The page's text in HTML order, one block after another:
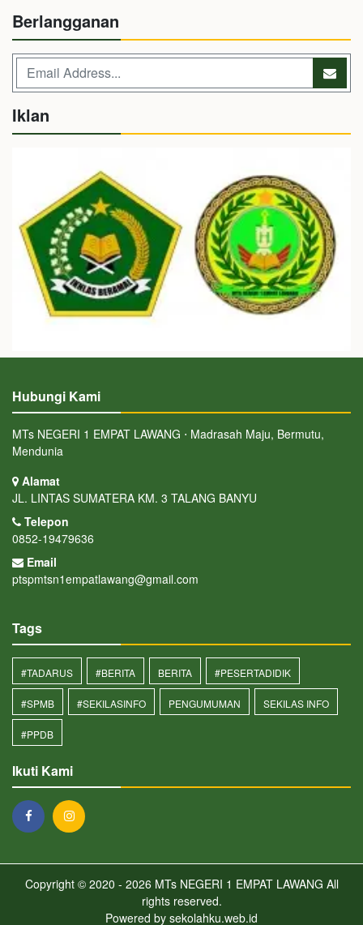
Berlangganan
Iklan
Hubungi Kami
MTs NEGERI 1 EMPAT LAWANG ⋅ Madrasah Maju, Bermutu,
Mendunia
Alamat
JL. LINTAS SUMATERA KM. 3 TALANG BANYU
Telepon
0852-19479636
Email
ptspmtsn1empatlawang@gmail.com
Tags
#TADARUS #BERITA BERITA #PESERTADIDIK
#SPMB #SEKILASINFO PENGUMUMAN SEKILAS INFO
#PPDB
Ikuti Kami
Copyright © 2020 - 2026 MTs NEGERI 1 EMPAT LAWANG All
rights reserved.
Powered by sekolahku.web.id